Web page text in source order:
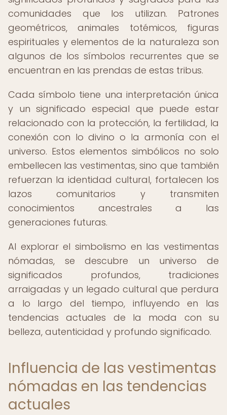
comunidades que los utilizan. Patrones
geométricos, animales totémicos, figuras
espirituales y elementos de la naturaleza son
algunos de los símbolos recurrentes que se
encuentran en las prendas de estas tribus.
Cada símbolo tiene una interpretación única
y un significado especial que puede estar
relacionado con la protección, la fertilidad, la
conexión con lo divino o la armonía con el
universo. Estos elementos simbólicos no solo
embellecen las vestimentas, sino que también
refuerzan la identidad cultural, fortalecen los
lazos comunitarios y transmiten
conocimientos ancestrales a las
generaciones futuras.
Al explorar el simbolismo en las vestimentas
nómadas, se descubre un universo de
significados profundos, tradiciones
arraigadas y un legado cultural que perdura
a lo largo del tiempo, influyendo en las
tendencias actuales de la moda con su
belleza, autenticidad y profundo significado.
Influencia de las vestimentas
nómadas en las tendencias
actuales